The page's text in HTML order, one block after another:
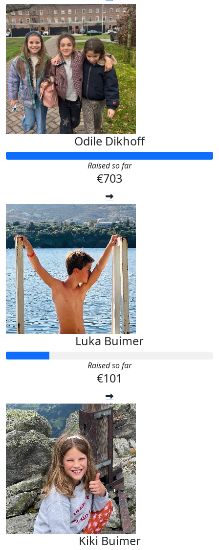
Odile Dikhoff
Raised so far
€703
Luka Buimer
Raised so far
€101
Kiki Buimer